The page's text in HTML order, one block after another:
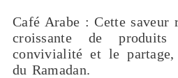
Café Arabe : Cette saveur
croissante de
convivialité et le partage,
du Ramadan.